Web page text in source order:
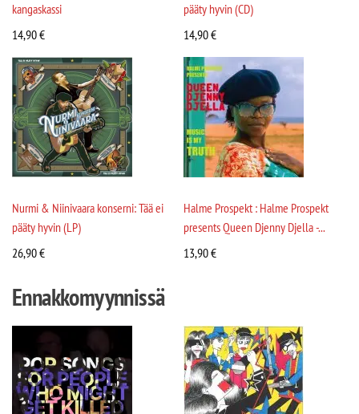
kangaskassi
14,90€
pääty hyvin (CD)
14,90€
Nurmi & Niinivaara konserni: Tää ei
pääty hyvin (LP)
26,90€
Halme Prospekt : Halme Prospekt
presents Queen Djenny Djella -...
13,90€
Ennakkomyynnissä